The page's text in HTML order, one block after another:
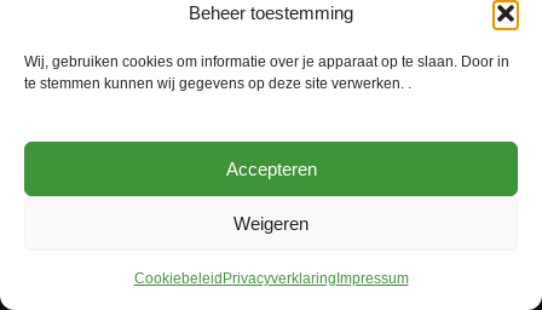
Beheer toestemming
Wij, gebruiken cookies om informatie over je apparaat op te slaan. Door in
te stemmen kunnen wij gegevens op deze site verwerken. .
Accepteren
Weigeren
Cookiebeleid Privacyverklaring Impressum
dag al wordt thuis bezorgd. Wil je de heren shirts liever
te Urk! Kijk op de contactpagina voor een
routebeschrijving naar onze showroom.